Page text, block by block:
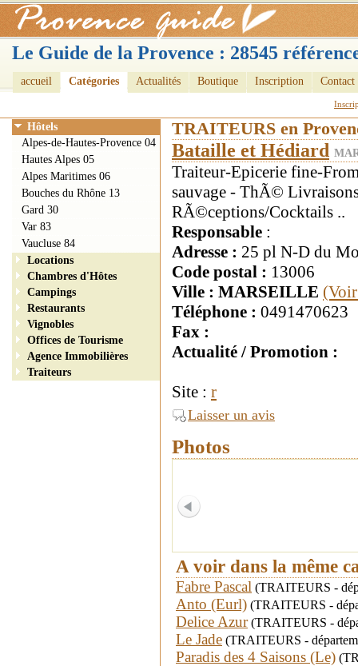
Le Guide de la Provence : 28545
accueil Catégories Actualités Boutique Inscription Contact
TRAITEURS en
Bataille et Hédiard
Traiteur-Epicerie fine-
sauvage - ThÃ©
RÃ©ceptions/Cocktails ..
Responsable :
Adresse : 25 pl N-D du
Code postal : 13006
Ville : MARSEILLE
Téléphone : 0491470623
Fax :
Actualité / Promotion :
Site : r
Laisser un avis
Photos
A voir dans la même
Fabre Pascal (TRAITEURS -
Anto (Eurl) (TRAITEURS -
Delice Azur(TRAITEURS -
Le Jade (TRAITEURS -
Paradis des 4 Saisons (Le)
Hôtels
Alpes-de-Hautes-Provence 04
Hautes Alpes 05
Alpes Maritimes 06
Bouches du Rhône 13
Gard 30
Var 83
Vaucluse 84
Locations
Chambres d'Hôtes
Campings
Restaurants
Vignobles
Offices de Tourisme
Agence Immobilières
Traiteurs